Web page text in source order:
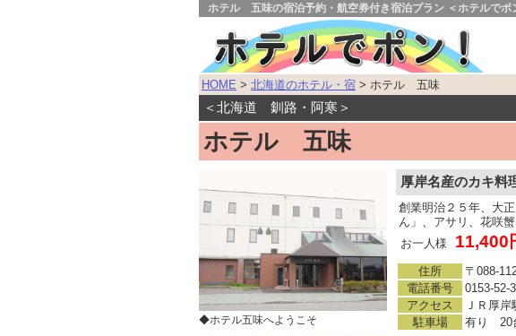
ホテル 五味の宿泊予約・航空券付き宿泊プラン ＜ホテルでポ
HOME > 北海道のホテル・宿 > ホテル 五味
＜北海道 釧路・阿寒＞
ホテル 五味
◆ホテル五味へようこそ
厚岸名産のカキ料
創業明治２５年、大
ん」、アサリ、花咲
お一人様
11,400
住所
〒088-
電話番号
0153-52-
アクセス
ＪＲ厚
駐車場
有り 20